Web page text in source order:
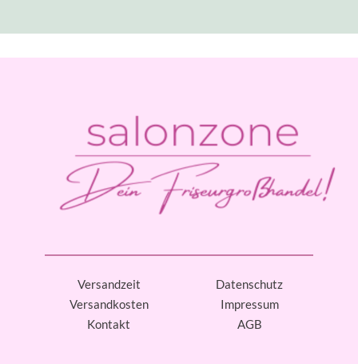
Versandzeit
Versandkosten
Kontakt
Datenschutz
Impressum
AGB